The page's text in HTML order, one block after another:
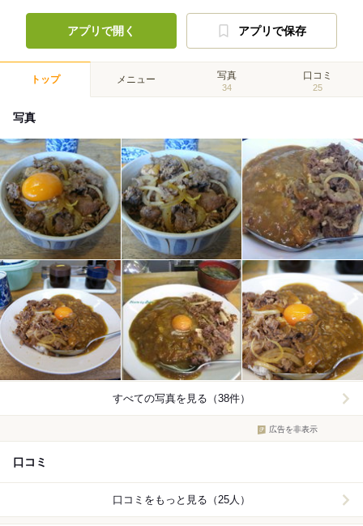
アプリで開く アプリで保存
トップ メニュー 写真
34
口コミ
25
写真
すべての写真を見る（38件）
広告を非表示
口コミ
口コミをもっと見る（25人）